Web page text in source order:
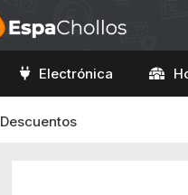
Electrónica
Descuentos